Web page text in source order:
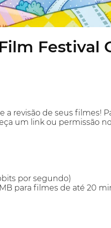
Festival
a revisão de seus filmes!
um link ou permissão
por segundo)
para filmes de até 20